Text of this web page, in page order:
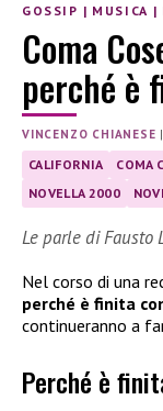
GOSSIP | MUSICA |
Coma
perché è
VINCENZO CHIANESE
CALIFORNIA COMA
NOVELLA 2000
Le parle di Fausto
Nel corso di una
perché è finita
continueranno a
Perché è